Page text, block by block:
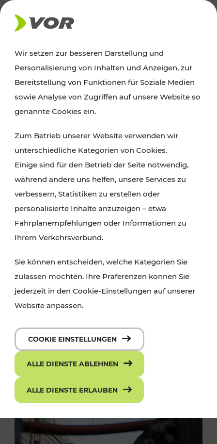
AKTUELLES
News
Alle wichtigen Meldungen zu Fahrplanänderungen,
finden Sie hier im Überblick.
Wir setzen zur besseren Darstellung und
Personalisierung von Inhalten und Anzeigen, zur
Bereitstellung von Funktionen für Soziale Medien
sowie Analyse von Zugriffen auf unsere Website so
genannte Cookies ein.
Zum Betrieb unserer Website verwenden wir
unterschiedliche Kategorien von Cookies.
Einige sind für den Betrieb der Seite notwendig,
während andere uns helfen, unsere Services zu
verbessern, Statistiken zu erstellen oder
personalisierte Inhalte anzuzeigen – etwa
Fahrplanempfehlungen oder Informationen zu
Ihrem Verkehrsverbund.
Sie können entscheiden, welche Kategorien Sie
zulassen möchten. Ihre Präferenzen können Sie
jederzeit in den Cookie-Einstellungen auf unserer
Website anpassen.
COOKIE EINSTELLUNGEN
ALLE DIENSTE ABLEHNEN
ALLE DIENSTE ERLAUBEN